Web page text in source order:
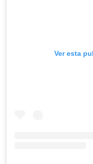
Ver esta